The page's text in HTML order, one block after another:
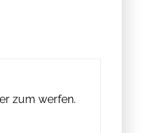
zum werfen.